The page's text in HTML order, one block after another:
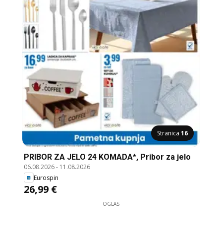
Stranica 16
PRIBOR ZA JELO 24 KOMADA*, Pribor za jelo
06.08.2026- 11.08.2026
Eurospin
26,99 €
OGLAS